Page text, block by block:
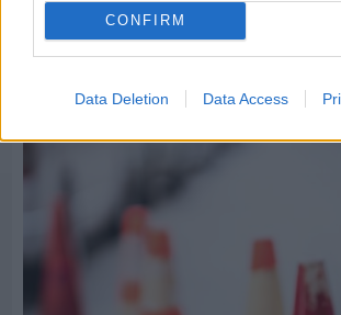
CONFIRM
Data Deletion Data Access
Πριν 8 ημέρες
Τρίτος στη σφαιροβολία στη
Ελλάδας–Κύπρου Κ18 ο Δημήτρης